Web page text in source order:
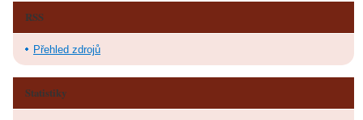
RSS
Přehled zdrojů
Statistiky